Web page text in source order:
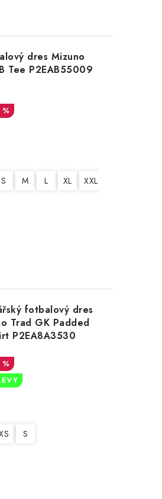
dres Mizuno
Tee P2EAB55009
S M L XL XXL
fotbalový dres
Trad GK Padded
P2EA8A3530
S